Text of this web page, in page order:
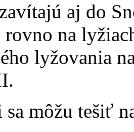
aj do
na
lyžovania
môžu tešiť